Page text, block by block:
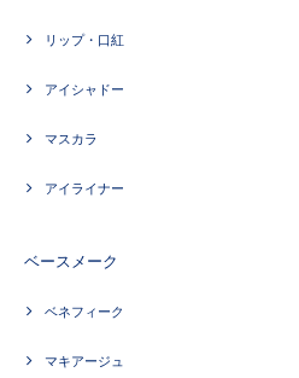
リップ・口紅
アイシャドー
マスカラ
アイライナー
ベースメーク
ベネフィーク
マキアージュ